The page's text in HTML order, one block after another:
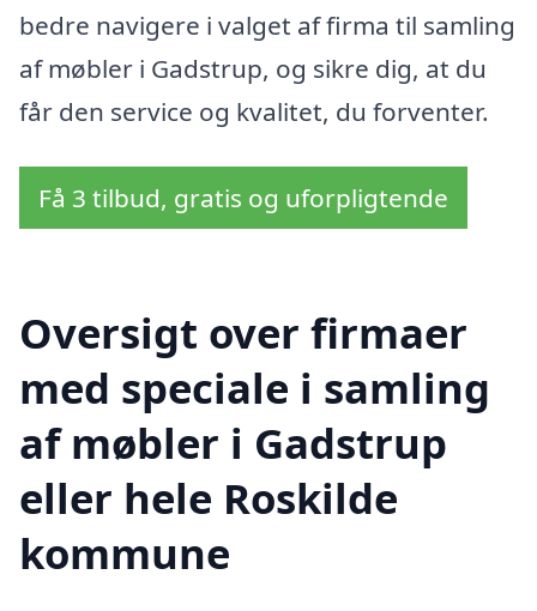
bedre navigere i valget af firma til samling
af møbler i Gadstrup, og sikre dig, at du
får den service og kvalitet, du forventer.
Få 3 tilbud, gratis og uforpligtende
Oversigt over firmaer
med speciale i samling
af møbler i Gadstrup
eller hele Roskilde
kommune